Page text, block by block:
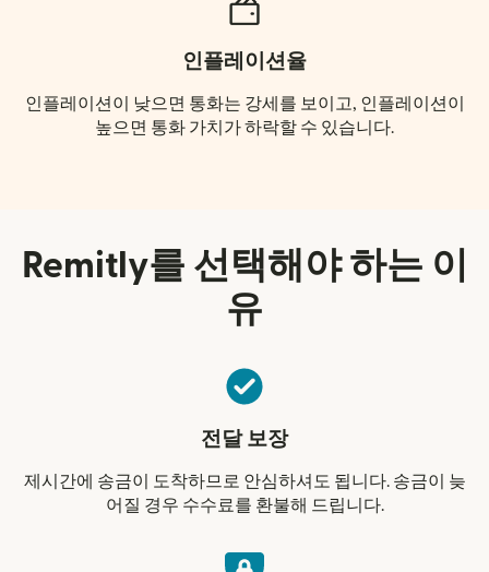
인플레이션율
인플레이션이 낮으면 통화는 강세를 보이고, 인플레이션이
높으면 통화 가치가 하락할 수 있습니다.
Remitly를 선택해야 하는 이
유
전달 보장
제시간에 송금이 도착하므로 안심하셔도 됩니다. 송금이 늦
어질 경우 수수료를 환불해 드립니다.